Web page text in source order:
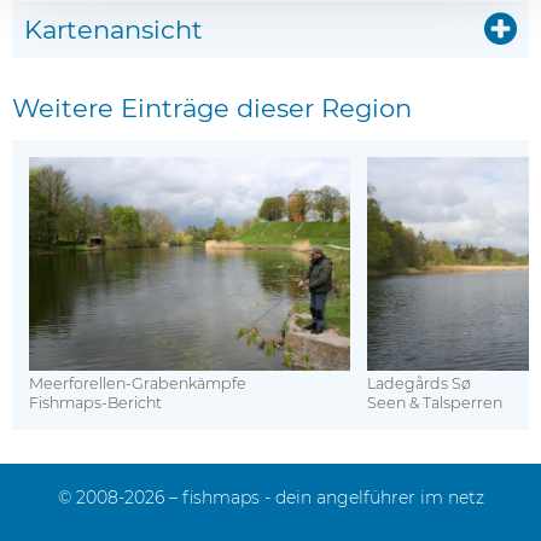
Kartenansicht
Weitere Einträge dieser Region
Meerforellen-Grabenkämpfe
Fishmaps-Bericht
Ladegårds Sø
Seen & Talsperren
© 2008-2026 – fishmaps - dein angelführer im netz